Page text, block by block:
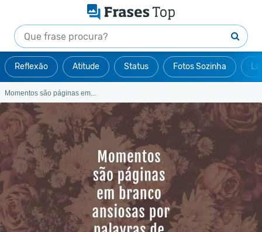
Reflexão Atitude Status Fotos Sozinha
Momentos são páginas em...